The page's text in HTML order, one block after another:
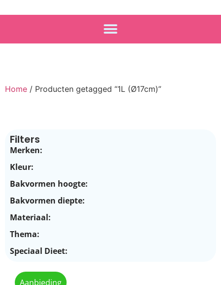
Home / Producten getagged “1L (Ø17cm)”
Filters
Merken:
Kleur:
Bakvormen hoogte:
Bakvormen diepte:
Materiaal:
Thema:
Speciaal Dieet:
Aanbieding